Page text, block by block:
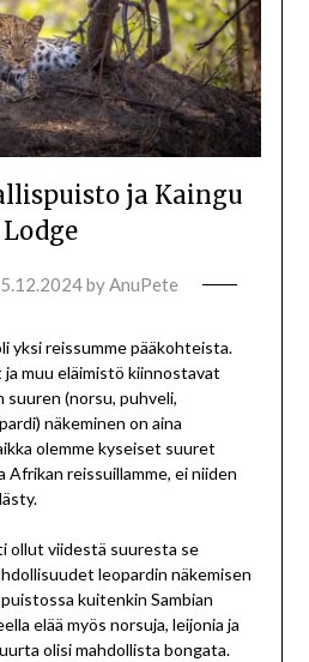
ja Kaingu
Lodge
byAnuPete
yksi reissumme pääkohteista.
muu eläimistö kiinnostavat
(norsu, puhveli,
näkeminen on aina
olemme kyseiset suuret
Afrikan reissuillamme, ei niiden
ollut viidestä suuresta se
leopardin näkemisen
kuitenkin Sambian
elää myös norsuja, leijonia ja
olisi mahdollista bongata.